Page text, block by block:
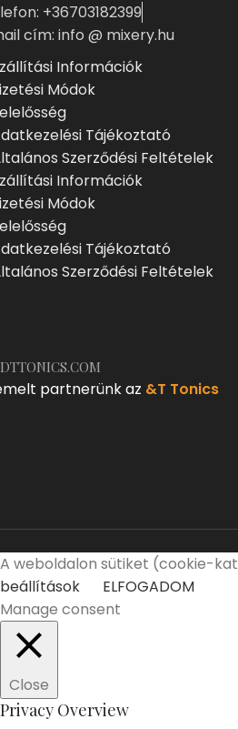
+36703182399
cím: info @ mixery.hu
Információk
Módok
Tájékoztató
Szerződési Feltételek
Információk
Módok
Tájékoztató
Szerződési Feltételek
partnerünk az &T Tonics
A weboldalon sütiket (cookie-
beállítások
ELFOGADOM
Manage consent
Close
Privacy Overview